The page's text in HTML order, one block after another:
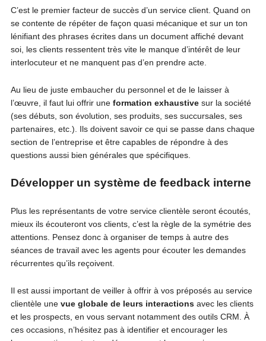
C’est le premier facteur de succès d’un service client. Quand on
se contente de répéter de façon quasi mécanique et sur un ton
lénifiant des phrases écrites dans un document affiché devant
soi, les clients ressentent très vite le manque d’intérêt de leur
interlocuteur et ne manquent pas d’en prendre acte.
Au lieu de juste embaucher du personnel et de le laisser à
l’œuvre, il faut lui offrir uneformation exhaustivesur la société
(ses débuts, son évolution, ses produits, ses succursales, ses
partenaires, etc.). Ils doivent savoir ce qui se passe dans chaque
section de l’entreprise et être capables de répondre à des
questions aussi bien générales que spécifiques.
Développer un système de feedback interne
Plus les représentants de votre service clientèle seront écoutés,
mieux ils écouteront vos clients, c’est la règle de la symétrie des
attentions. Pensez donc à organiser de temps à autre des
séances de travail avec les agents pour écouter les demandes
récurrentes qu’ils reçoivent.
Il est aussi important de veiller à offrir à vos préposés au service
clientèle une vue globale de leurs interactionsavec les clients
et les prospects, en vous servant notamment des outils CRM. À
ces occasions, n’hésitez pas à identifier et encourager les